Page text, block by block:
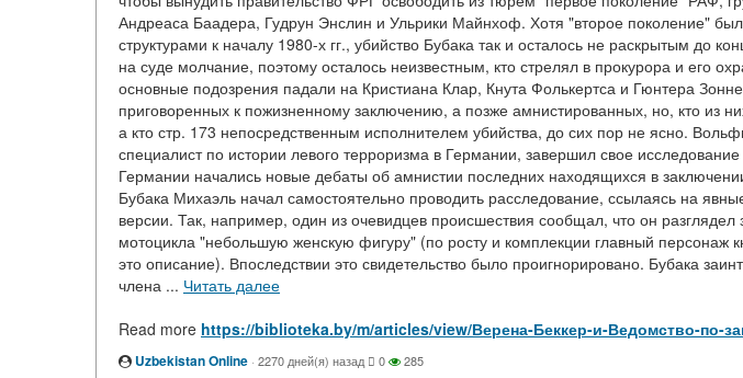
Андреаса Баадера, Гудрун Энслин и Ульрики Майнхоф. Хотя "второе поколение"
структурами к началу 1980-х гг., убийство Бубака так и осталось не раскрытым до
на суде молчание, поэтому осталось неизвестным, кто стрелял в прокурора и его
основные подозрения падали на Кристиана Клар, Кнута Фолькертса и Гюнтера
приговоренных к пожизненному заключению, а позже амнистированных, но, кто из
а кто стр. 173 непосредственным исполнителем убийства, до сих пор не ясно.
специалист по истории левого терроризма в Германии, завершил свое исследование
Германии начались новые дебаты об амнистии последних находящихся в
Бубака Михаэль начал самостоятельно проводить расследование, ссылаясь на
версии. Так, например, один из очевидцев происшествия сообщал, что он разглядел
мотоцикла "небольшую женскую фигуру" (по росту и комплекции главный персонаж
это описание). Впоследствии это свидетельство было проигнорировано. Бубака
члена ... Читать далее
Read more https://biblioteka.by/m/articles/view/Верена-Беккер-и-Ведомство-по-
Uzbekistan Online · 2270 дней(я) назад 0 285